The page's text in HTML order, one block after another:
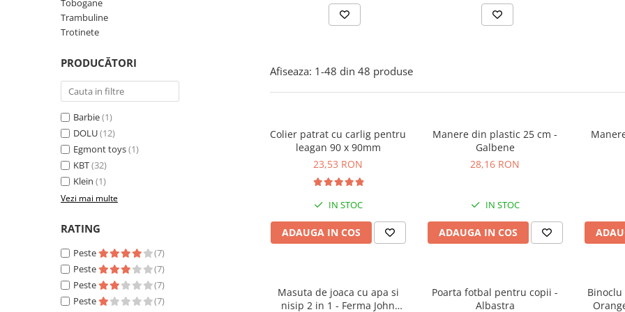
Cuburi de construit
Jocuri creative
Jocuri experimente stiintifice
Jocuri de rol
Jocuri inteligenta si memorie
Casute papusi
Jocuri dezvoltare emotionala
Jucarii din lemn
Jocuri si jucarii stiinta
Jucarii si jocuri Montessori
Jocuri de relaxare
Papusi Barbie
Ceasuri copii
Tobogane
Trambuline
Trotinete
PRODUCĂTORI
Barbie(1)
DOLU(12)
Egmont toys(1)
KBT(32)
Klein (1)
Vezi mai multe
RATING
Peste
(7)
Peste
(7)
Peste
(7)
Peste
(7)
Afiseaza: 1-48 din 48 produse
Colier patrat cu carlig pentru
leagan 90 x 90mm
23,53 RON
IN STOC
ADAUGA IN COS
Manere din plastic 25 cm -
Galbene
28,16 RON
IN STOC
ADAUGA IN COS
Masuta de joaca cu apa si
nisip 2 in 1 - Ferma John
Poarta fotbal pentru copii -
Albastra
Binoclu